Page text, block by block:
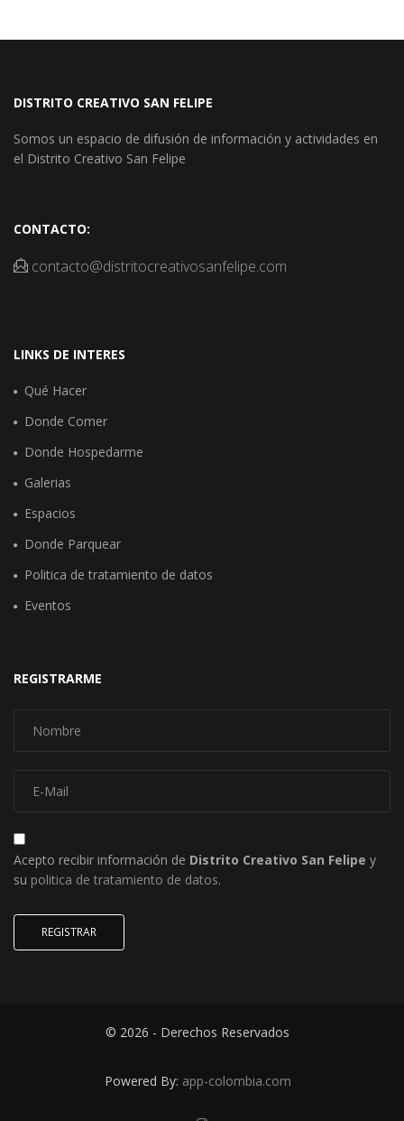
DISTRITO CREATIVO SAN FELIPE
Somos un espacio de difusión de información y actividades en
el Distrito Creativo San Felipe
CONTACTO:
contacto@distritocreativosanfelipe.com
LINKS DE INTERES
Qué Hacer
Donde Comer
Donde Hospedarme
Galerias
Espacios
Donde Parquear
Politica de tratamiento de datos
Eventos
REGISTRARME
Acepto recibir información de Distrito Creativo San Felipe y
su politica de tratamiento de datos.
REGISTRAR
© 2026 - Derechos Reservados
Powered By: app-colombia.com